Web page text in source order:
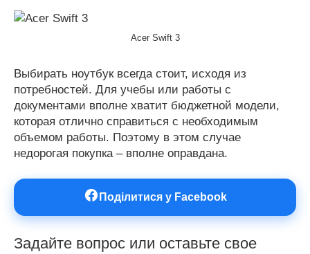
Acer Swift 3
Выбирать ноутбук всегда стоит, исходя из
потребностей. Для учебы или работы с
документами вполне хватит бюджетной модели,
которая отлично справиться с необходимым
объемом работы. Поэтому в этом случае
недорогая покупка – вполне оправдана.
Поділитися у Facebook
Задайте вопрос или оставьте свое